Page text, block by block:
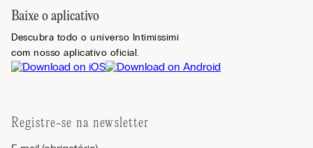
Baixe o aplicativo
Descubra todo o universo Intimissimi
com nosso aplicativo oficial.
Registre-se na newsletter